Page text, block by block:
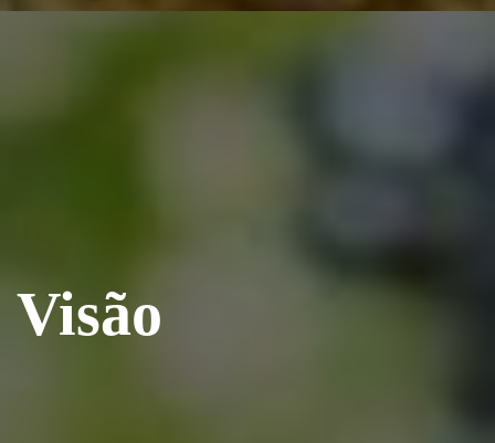
Visão